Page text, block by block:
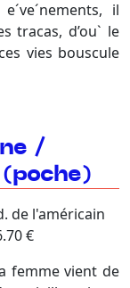
il
tracas, d’ou` le
vies bouscule
/
de l'américain
€
femme vient de